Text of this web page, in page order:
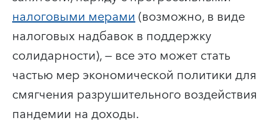
налоговыми мерами(возможно, в виде
налоговых надбавок в поддержку
солидарности), — все это может стать
частью мер экономической политики для
смягчения разрушительного воздействия
пандемии на доходы.